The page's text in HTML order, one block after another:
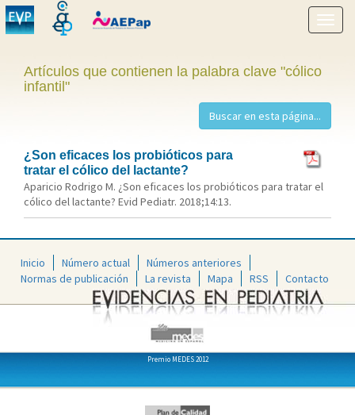
menú
Artículos que contienen la palabra clave "cólico
infantil"
¿Son eficaces los probióticos para
tratar el cólico del lactante?
Aparicio Rodrigo M. ¿Son eficaces los probióticos para tratar el
cólico del lactante? Evid Pediatr. 2018;14:13.
Inicio Número actual
Números anteriores
Normas de publicación
La revista Mapa RSS Contacto
Premio MEDES 2012